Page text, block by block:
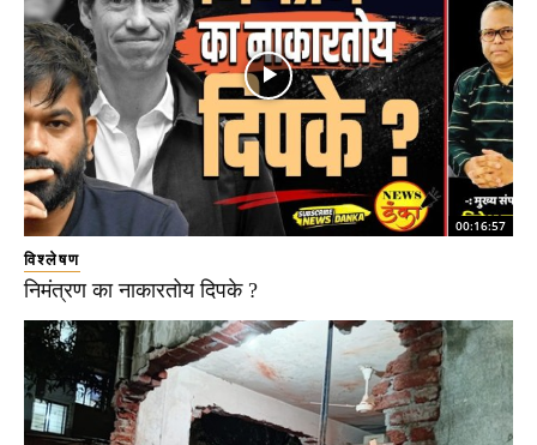
00:16:57
विश्लेषण
निमंत्रण का नाकारतोय दिपके ?